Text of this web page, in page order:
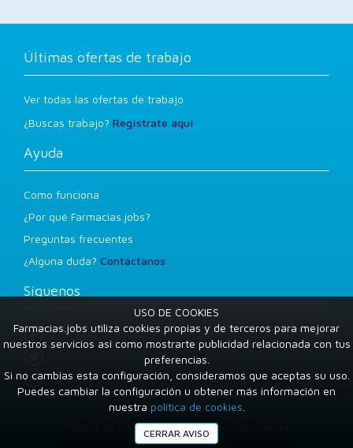
Últimas ofertas de trabajo
Ver todas las ofertas de trabajo
¿Buscas trabajo? Regístrate aquí
Ayuda
Como funciona
¿Por qué Farmacias.jobs?
Preguntas frecuentes
¿Alguna duda? Contáctanos
Síguenos
Facebook
LinkedIn
Condiciones de uso
Política de privacidad
Política de cookies
USO DE COOKIES
Farmacias.jobs utiliza cookies propias y de terceros para mejorar
nuestros servicios así como mostrarte publicidad relacionada con tus
preferencias.
Si no cambias esta configuración, consideramos que aceptas su uso.
Puedes cambiar la configuración u obtener más información en
nuestra política de cookies
CERRAR AVISO